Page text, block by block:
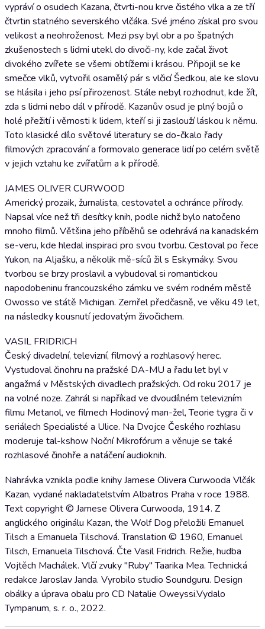
vypráví o osudech Kazana, čtvrti-nou krve čistého vlka a ze tří
čtvrtin statného severského vlčáka. Své jméno získal pro svou
velikost a neohroženost. Mezi psy byl obr a po špatných
zkušenostech s lidmi utekl do divoči-ny, kde začal život
divokého zvířete se všemi obtížemi i krásou. Připojil se ke
smečce vlků, vytvořil osamělý pár s vlčicí Šedkou, ale ke slovu
se hlásila i jeho psí přirozenost. Stále nebyl rozhodnut, kde žít,
zda s lidmi nebo dál v přírodě. Kazanův osud je plný bojů o
holé přežití i věrnosti k lidem, kteří si ji zaslouží láskou k němu.
Toto klasické dílo světové literatury se do-čkalo řady
filmových zpracování a formovalo generace lidí po celém světě
v jejich vztahu ke zvířatům a k přírodě.
JAMES OLIVER CURWOOD
Americký prozaik, žurnalista, cestovatel a ochránce přírody.
Napsal více než tři desítky knih, podle nichž bylo natočeno
mnoho filmů. Většina jeho příběhů se odehrává na kanadském
se-veru, kde hledal inspiraci pro svou tvorbu. Cestoval po řece
Yukon, na Aljašku, a několik mě-síců žil s Eskymáky. Svou
tvorbou se brzy proslavil a vybudoval si romantickou
napodobeninu francouzského zámku ve svém rodném městě
Owosso ve státě Michigan. Zemřel předčasně, ve věku 49 let,
na následky kousnutí jedovatým živočichem.
VASIL FRIDRICH
Český divadelní, televizní, filmový a rozhlasový herec.
Vystudoval činohru na pražské DA-MU a řadu let byl v
angažmá v Městských divadlech pražských. Od roku 2017 je
na volné noze. Zahrál si napříkad ve dvoudílném televizním
filmu Metanol, ve filmech Hodinový man-žel, Teorie tygra či v
seriálech Specialisté a Ulice. Na Dvojce Českého rozhlasu
moderuje tal-kshow Noční Mikrofórum a věnuje se také
rozhlasové činohře a natáčení audioknih.
Nahrávka vznikla podle knihy Jamese Olivera Curwooda Vlčák
Kazan, vydané nakladatelstvím Albatros Praha v roce 1988.
Text copyright © Jamese Olivera Curwooda, 1914. Z
anglického originálu Kazan, the Wolf Dog přeložili Emanuel
Tilsch a Emanuela Tilschová. Translation © 1960, Emanuel
Tilsch, Emanuela Tilschová. Čte Vasil Fridrich. Režie, hudba
Vojtěch Machálek. Vlčí zvuky "Ruby" Taarika Mea. Technická
redakce Jaroslav Janda. Vyrobilo studio Soundguru. Design
obálky a úprava obalu pro CD Natalie Oweyssi.Vydalo
Tympanum, s. r. o., 2022.